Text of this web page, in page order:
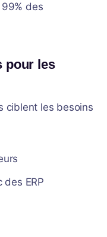
des
pour les
ciblent les besoins
des ERP